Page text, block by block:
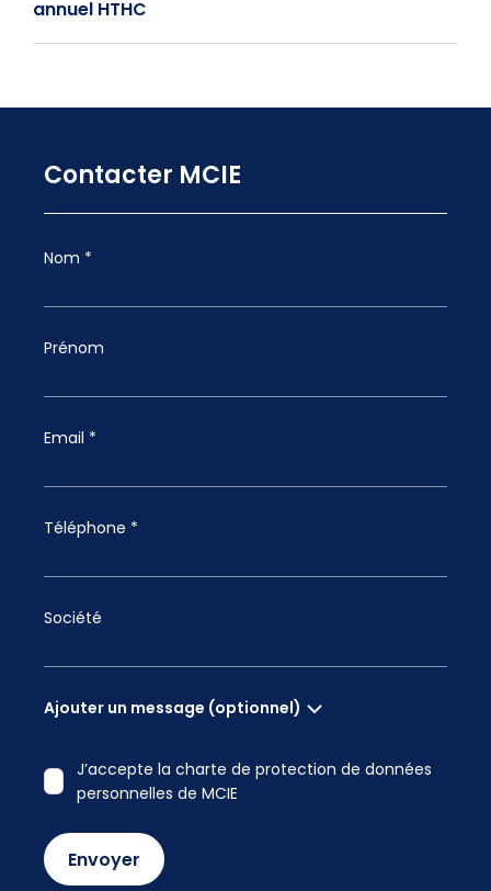
annuel HTHC
Contacter MCIE
Nom *
Prénom
Email *
Téléphone *
Société
Ajouter un message (optionnel)
J’accepte la charte de protection de données
personnelles de MCIE